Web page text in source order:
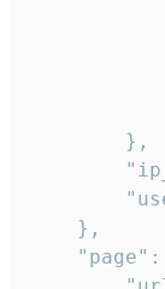
        },
    },
"page":